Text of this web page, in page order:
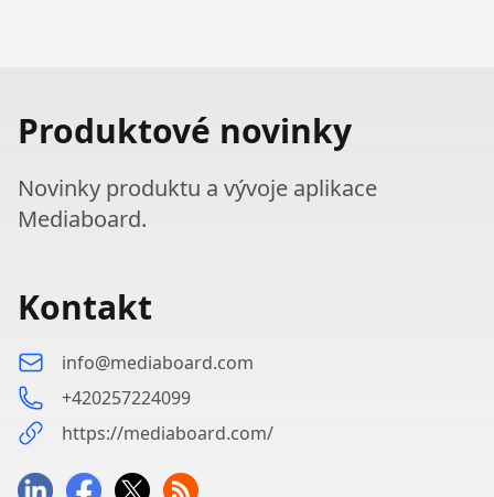
Produktové novinky
Novinky produktu a vývoje aplikace
Mediaboard.
Kontakt
info@mediaboard.com
+420257224099
https://mediaboard.com/
LinkedInFacebookTwitterRSS